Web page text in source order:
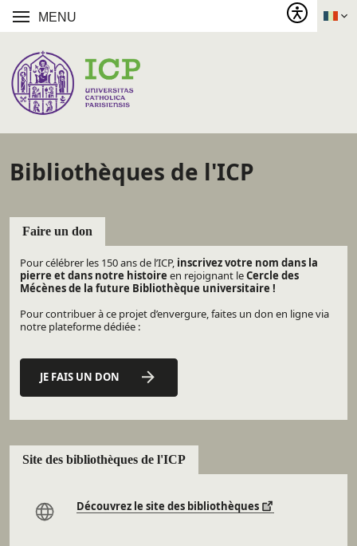
MENU
Bibliothèques de l'ICP
Faire un don
Pour célébrer les 150 ans de l’ICP, inscrivez votre nom dans la
pierre et dans notre histoire en rejoignant leCercle des
Mécènes de la future Bibliothèque universitaire !
Pour contribuer à ce projet d’envergure, faites un don en ligne via
notre plateforme dédiée :
JE FAIS UN DON
Site des bibliothèques de l'ICP
Découvrez le site des bibliothèques